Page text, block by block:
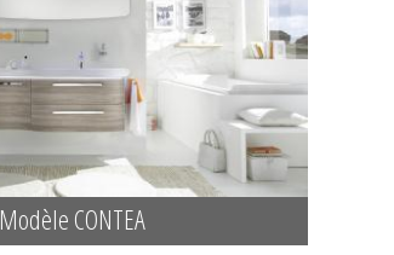
Modèle CONTEA